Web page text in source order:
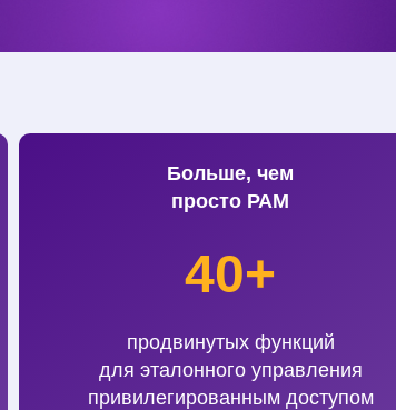
40+
продвинутых функций
для эталонного управления
привилегированным доступом
Больше, чем
просто РАМ